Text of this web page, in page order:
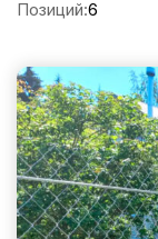
Позиций:6